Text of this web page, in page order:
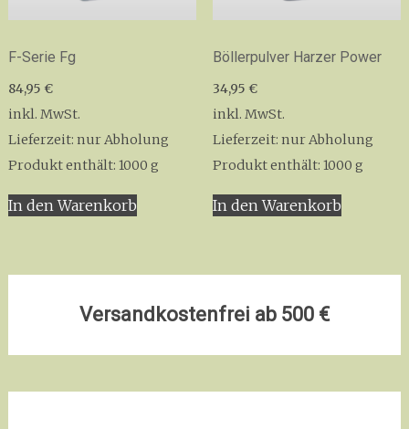
werden
F-Serie Fg
84,95 €
inkl. MwSt.
Lieferzeit: nur Abholung
Produkt enthält: 1000 g
In den Warenkorb
Böllerpulver Harzer Power
34,95 €
inkl. MwSt.
Lieferzeit: nur Abholung
Produkt enthält: 1000 g
In den Warenkorb
Versandkostenfrei ab 500 €